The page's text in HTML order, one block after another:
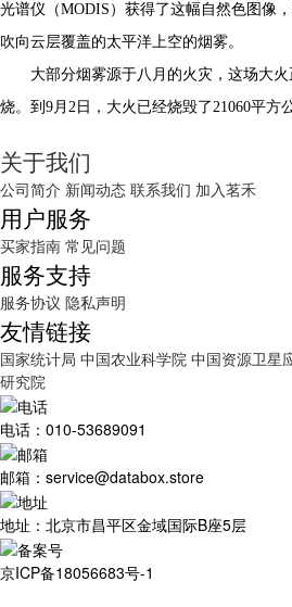
光谱仪（MODIS）获得了这幅自然色图像
吹向云层覆盖的太平洋上空的烟雾。
大部分烟雾源于八月的火灾，这场大
烧。到9月2日，大火已经烧毁了21060平方
关于我们
公司简介 新闻动态 联系我们 加入茗禾
用户服务
买家指南 常见问题
服务支持
服务协议 隐私声明
友情链接
国家统计局 中国农业科学院 中国资源卫星
研究院
电话：010-53689091
邮箱：service@databox.store
地址：北京市昌平区金域国际B座5层
京ICP备18056683号-1